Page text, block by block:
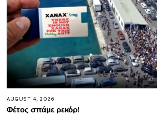
AUGUST 4, 2026
Φέτος σπάμε ρεκόρ!